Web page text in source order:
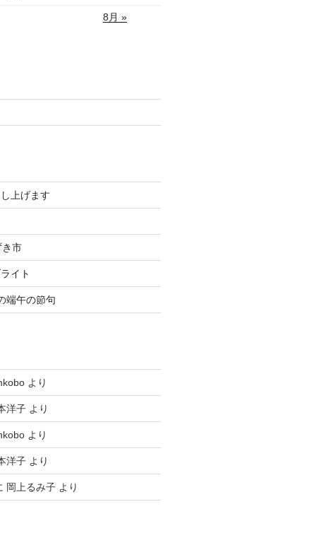
8月 »
上げます
市
イト
午の節句
より
洋子より
より
洋子より
岡上るみ子より